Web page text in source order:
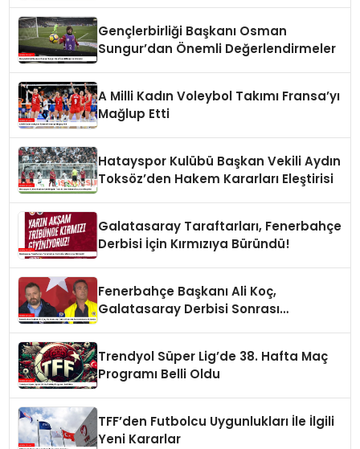
Gençlerbirliği Başkanı Osman
Sungur’dan Önemli Değerlendirmeler
A Milli Kadın Voleybol Takımı Fransa’yı
Mağlup Etti
Hatayspor Kulübü Başkan Vekili Aydın
Toksöz’den Hakem Kararları Eleştirisi
Galatasaray Taraftarları, Fenerbahçe
Derbisi İçin Kırmızıya Büründü!
Fenerbahçe Başkanı Ali Koç,
Galatasaray Derbisi Sonrası
Trendyol Süper Lig’de 38. Hafta Maç
Programı Belli Oldu
TFF’den Futbolcu Uygunlukları İle İlgili
Yeni Kararlar